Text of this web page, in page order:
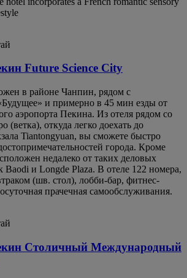
Future Science City
в районе Чанпин, рядом с
и примерно в 45 мин езды от
аэропорта Пекина. Из отеля рядом со
(ветка), откуда легко доехать до
Tiantongyuan, вы сможете быстро
города. Кроме
недалеко от таких деловых
Baodi и Longde Plaza. В отеле 122 номера,
(шв. стол), лобби-бар, фитнес-
прачечная самообслуживания.
Столичный Международный